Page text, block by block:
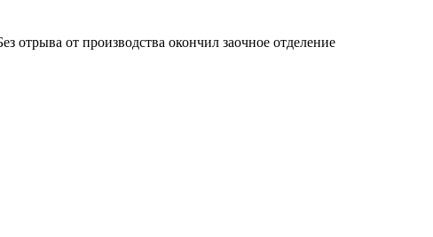
от производства окончил заочное отделение